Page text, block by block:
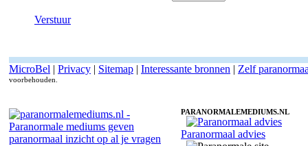
Verstuur
MicroBel | Privacy | Sitemap | Interessante bronnen | Zelf
voorbehouden.
PARANORMALEMEDIUMS.NL
Paranormaal advies